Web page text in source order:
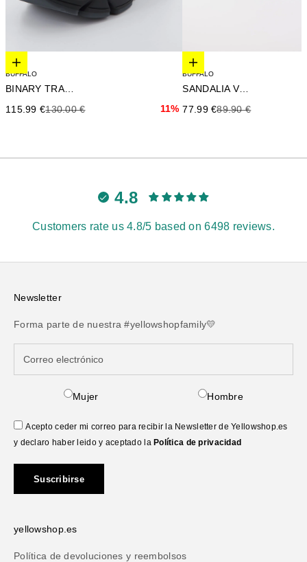
Elige opciones
BUFFALO
BINARY TRACK
Precio de oferta
115.99 €Precio anterior
130.00 € 11%
Elige opciones
BUFFALO
SANDALIA VEGA
Precio de oferta
77.99 €Precio anterior
89.90 €
4.8
Customers rate us 4.8/5 based on 6498 reviews.
Newsletter
Forma parte de nuestra #yellowshopfamily💛
Mujer Hombre
Acepto ceder mi correo para recibir la Newsletter de Yellowshop.es
y declaro haber leido y aceptado la Política de privacidad
Suscribirse
yellowshop.es
Política de devoluciones y reembolsos